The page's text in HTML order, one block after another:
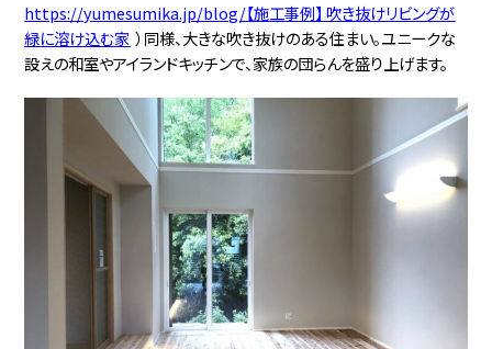
https://yumesumika.jp/blog/【施工事例】 吹き抜けリビングが
緑に溶け込む家 ）同様、大きな吹き抜けのある住まい。ユニークな
設えの和室やアイランドキッチンで、家族の団らんを盛り上げます。